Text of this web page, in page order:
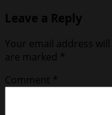
Leave a Reply
Your email address
are marked *
Comment *